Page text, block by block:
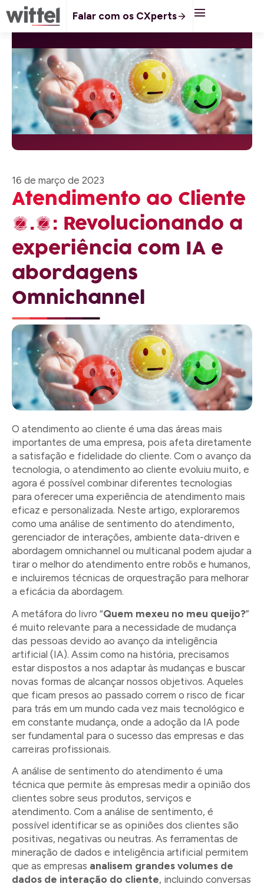
Falar com os CXperts
16 de março de 2023
Atendimento ao Cliente
2.0: Revolucionando a
experiência com IA e
abordagens
Omnichannel
O atendimento ao cliente é uma das áreas mais
importantes de uma empresa, pois afeta diretamente
a satisfação e fidelidade do cliente. Com o avanço da
tecnologia, o atendimento ao cliente evoluiu muito, e
agora é possível combinar diferentes tecnologias
para oferecer uma experiência de atendimento mais
eficaz e personalizada. Neste artigo, exploraremos
como uma análise de sentimento do atendimento,
gerenciador de interações, ambiente data-driven e
abordagem omnichannel ou multicanal podem ajudar a
tirar o melhor do atendimento entre robôs e humanos,
e incluiremos técnicas de orquestração para melhorar
a eficácia da abordagem.
A metáfora do livro “Quem mexeu no meu queijo?”
é muito relevante para a necessidade de mudança
das pessoas devido ao avanço da inteligência
artificial (IA). Assim como na história, precisamos
estar dispostos a nos adaptar às mudanças e buscar
novas formas de alcançar nossos objetivos. Aqueles
que ficam presos ao passado correm o risco de ficar
para trás em um mundo cada vez mais tecnológico e
em constante mudança, onde a adoção da IA pode
ser fundamental para o sucesso das empresas e das
carreiras profissionais.
A análise de sentimento do atendimento é uma
técnica que permite às empresas medir a opinião dos
clientes sobre seus produtos, serviços e
atendimento. Com a análise de sentimento, é
possível identificar se as opiniões dos clientes são
positivas, negativas ou neutras. As ferramentas de
mineração de dados e inteligência artificial permitem
que as empresas analisem grandes volumes de
dados de interação do cliente, incluindo conversas